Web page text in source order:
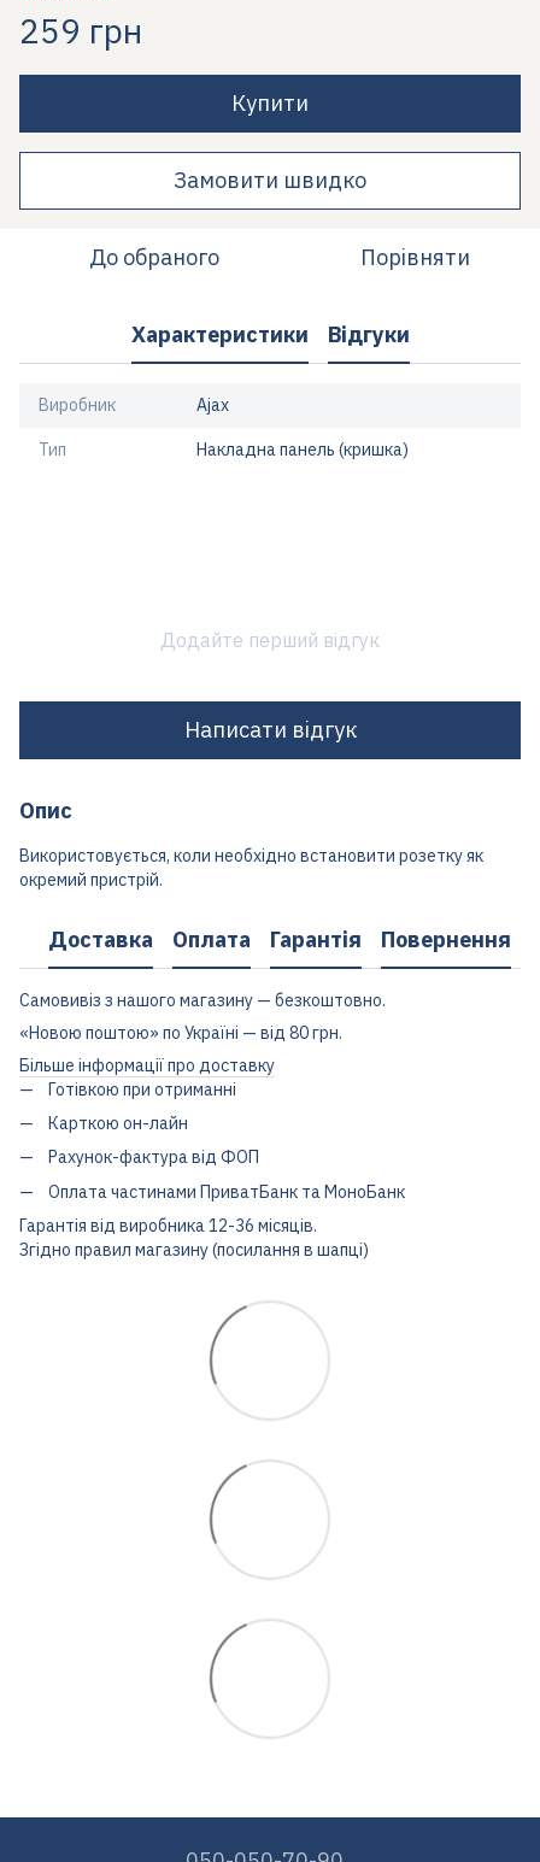
259 грн
Купити
Замовити швидко
До обраного Порівняти
Характеристики Відгуки
Виробник Ajax
Тип Накладна панель (кришка)
Додайте перший відгук
Написати відгук
Опис
Використовується, коли необхідно встановити розетку як
окремий пристрій.
Доставка Оплата Гарантія Повернення
Самовивіз з нашого магазину — безкоштовно.
«Новою поштою» по Україні — від 80 грн.
Більше інформації про доставку
Готівкою при отриманні
Карткою он-лайн
Рахунок-фактура від ФОП
Оплата частинами ПриватБанк та МоноБанк
Гарантія від виробника 12-36 місяців.
Згідно правил магазину (посилання в шапці)